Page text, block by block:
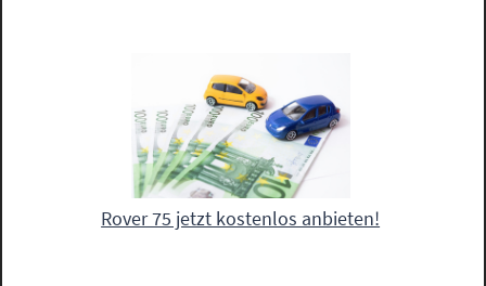
Rover 75 jetzt kostenlos anbieten!